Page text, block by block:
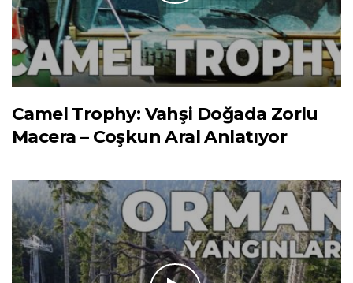
Camel Trophy: Vahşi Doğada Zorlu
Macera – Coşkun Aral Anlatıyor